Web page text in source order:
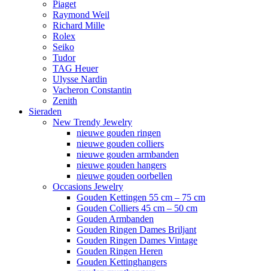
Piaget
Raymond Weil
Richard Mille
Rolex
Seiko
Tudor
TAG Heuer
Ulysse Nardin
Vacheron Constantin
Zenith
Sieraden
New Trendy Jewelry
nieuwe gouden ringen
nieuwe gouden colliers
nieuwe gouden armbanden
nieuwe gouden hangers
nieuwe gouden oorbellen
Occasions Jewelry
Gouden Kettingen 55 cm – 75 cm
Gouden Colliers 45 cm – 50 cm
Gouden Armbanden
Gouden Ringen Dames Briljant
Gouden Ringen Dames Vintage
Gouden Ringen Heren
Gouden Kettinghangers